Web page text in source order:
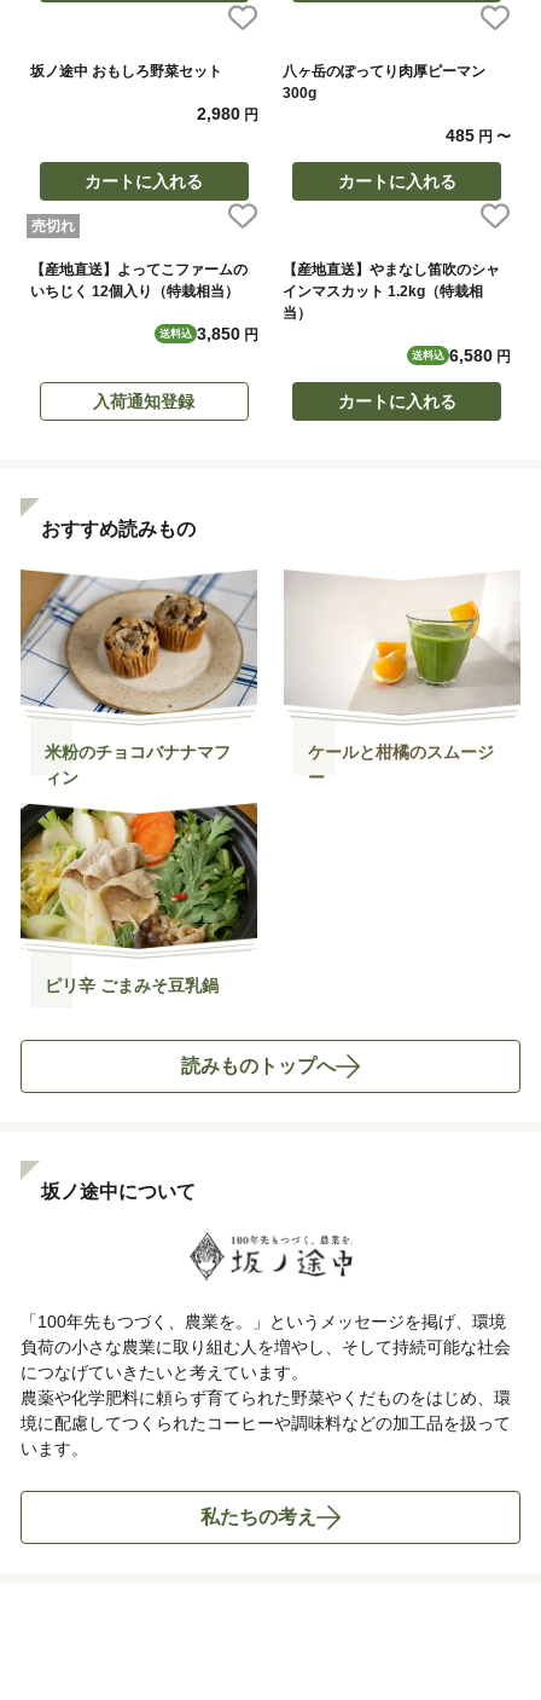
坂ノ途中 おもしろ野菜セット
2,980円
カートに入れる
八ヶ岳のぽってり肉厚ピーマン
300g
485 円〜
カートに入れる
売切れ
【産地直送】よってこファームの
いちじく 12個入り（特栽相当）
送料込 3,850円
入荷通知登録
【産地直送】やまなし笛吹のシャ
インマスカット 1.2kg（特栽相
当）
送料込 6,580 円
カートに入れる
おすすめ読みもの
米粉のチョコバナナマフ
ィン
ケールと柑橘のスムージ
ー
ピリ辛 ごまみそ豆乳鍋
読みものトップへ
坂ノ途中について
「100年先もつづく、農業を。」というメッセージを掲げ、環境
負荷の小さな農業に取り組む人を増やし、そして持続可能な社会
につなげていきたいと考えています。
農薬や化学肥料に頼らず育てられた野菜やくだものをはじめ、環
境に配慮してつくられたコーヒーや調味料などの加工品を扱って
います。
私たちの考え